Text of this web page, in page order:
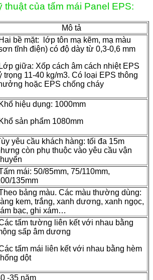
thuật của tấm mái Panel EPS:
Mô tả
bề mặt: lớp tôn mạ kẽm, mạ màu
tĩnh điện) có độ dày từ 0,3-0,6 mm
giữa: Xốp cách âm cách nhiệt EPS
trọng 11-40 kg/m3. Có loại EPS thông
hoặc EPS chống cháy
hiệu dụng: 1000mm
sản phẩm 1080mm
yêu cầu khách hàng: tối đa 15m
còn phụ thuộc vào yêu cầu vận
mái: 50/85mm, 75/110mm,
135mm
bảng màu. Các màu thường dùng:
kem, trắng, xanh dương, xanh ngọc,
bạc, ghi xám…
tấm tường liên kết với nhau bằng
sấp âm dương
tấm mái liên kết với nhau bằng hèm
dột
-35 năm